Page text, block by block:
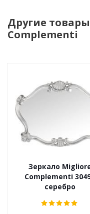
Другие
Complementi
Зеркало
Complementi
серебро